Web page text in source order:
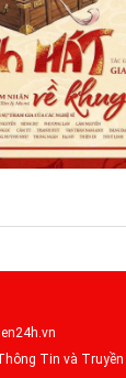
Tin và